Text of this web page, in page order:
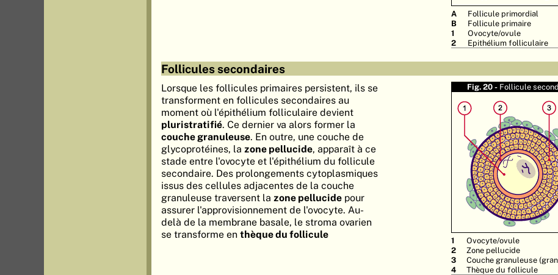
A
Follicule primordial
B
Follicule primaire
1
Ovocyte/ovule
2
Epithélium folliculaire
Follicules secondaires
Lorsque les follicules primaires persistent, ils se
transforment en follicules secondaires au
moment où l'épithélium folliculaire devient
pluristratifié. Ce dernier va alors former la
couche granuleuse. En outre, une couche de
glycoprotéines, la zone pellucide, apparaît à ce
stade entre l'ovocyte et l'épithélium du follicule
secondaire. Des prolongements cytoplasmiques
issus des cellules adjacentes de la couche
granuleuse traversent la zone pellucide pour
assurer l'approvisionnement de l'ovocyte. Au-
delà de la membrane basale, le stroma ovarien
se transforme en thèque du follicule
Fig. 20 - Follicule
Ovocyte/ovule
Zone pellucide
Couche granuleuse
Thèque du follicule